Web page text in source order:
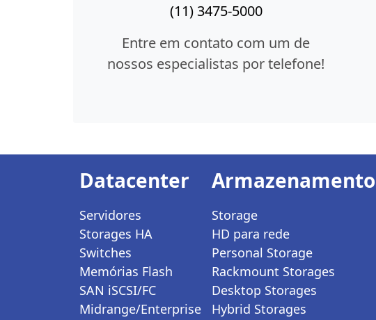
(11) 3475-5000
Entre em contato com um de
nossos especialistas por telefone!
Datacenter
Servidores
Storages HA
Switches
Memórias Flash
SAN iSCSI/FC
Midrange/Enterprise
Armazenamento
Storage
HD para rede
Personal Storage
Rackmount Storages
Desktop Storages
Hybrid Storages